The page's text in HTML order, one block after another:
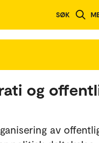
SØK
og
av